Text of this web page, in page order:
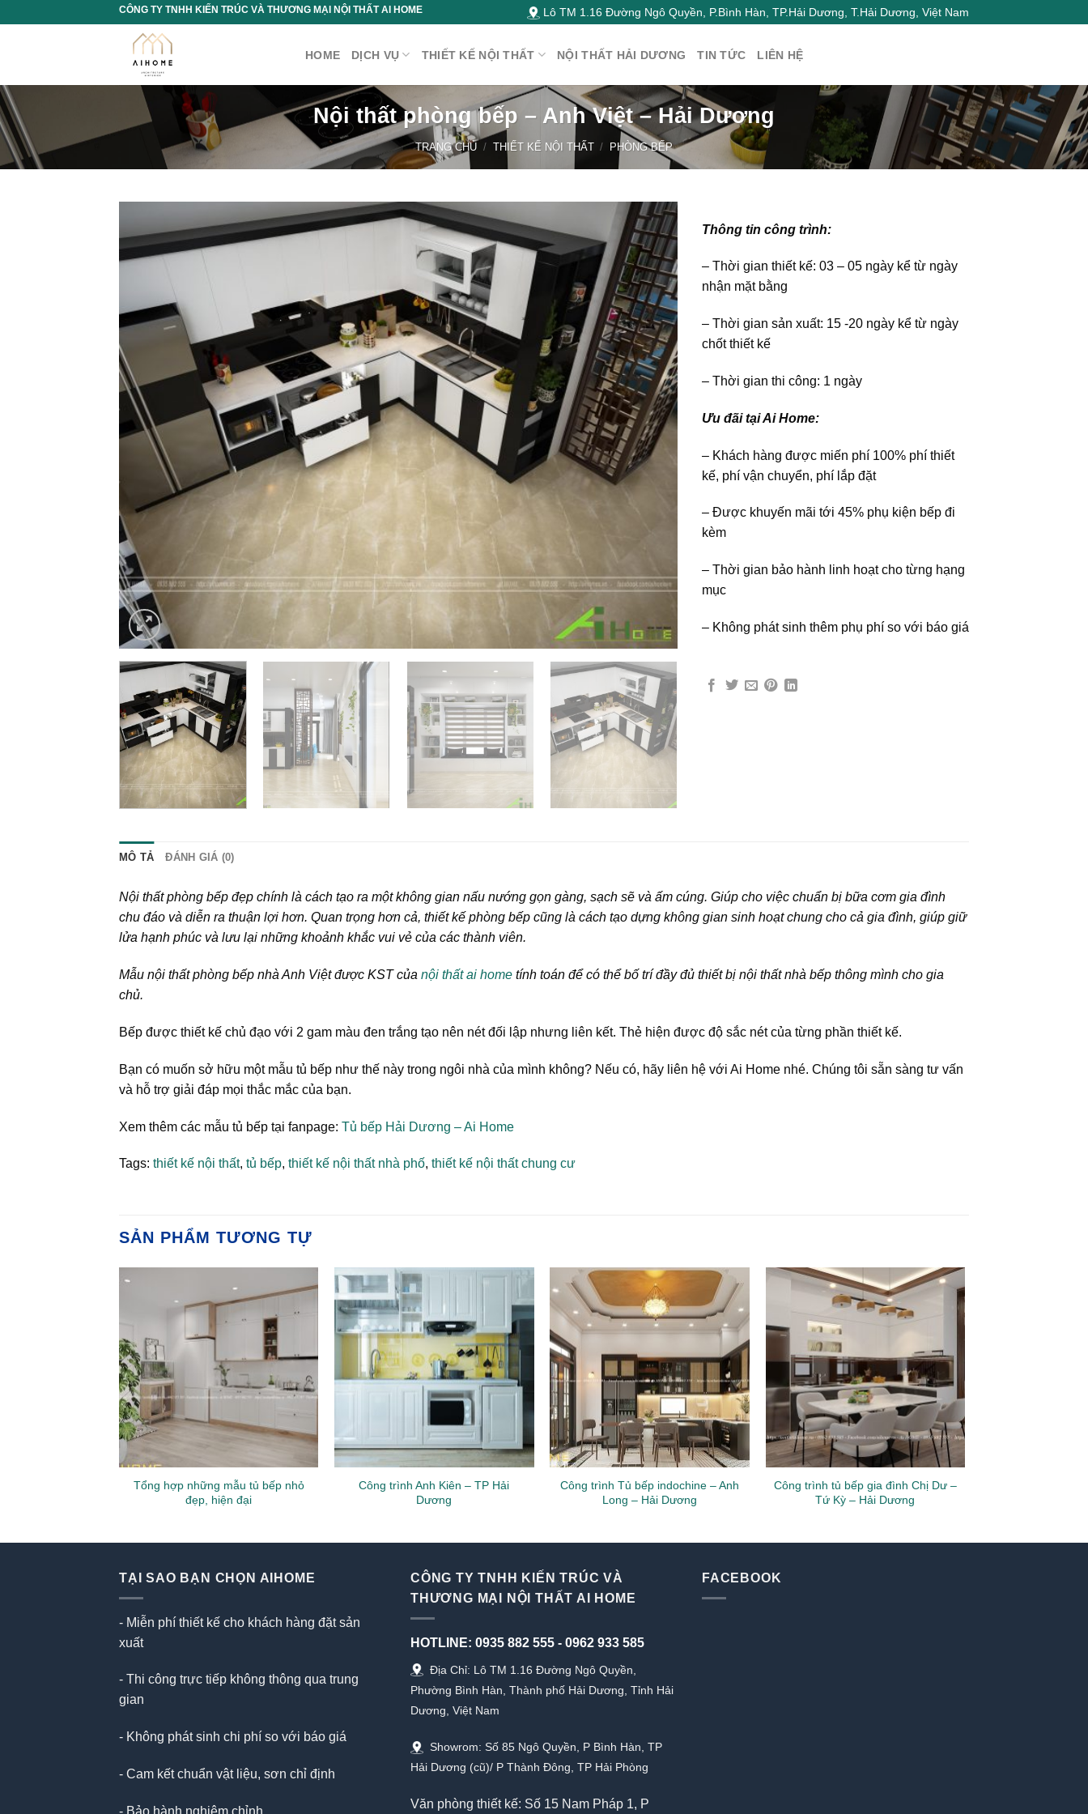
CÔNG TY TNHH KIẾN TRÚC VÀ THƯƠNG MẠI NỘI THẤT AI HOME Lô TM 1.16 Đường Ngô Quyền, P.Bình Hàn, TP.Hải Dương, T.Hải Dương, Việt Nam
HOME DỊCH VỤ THIẾT KẾ NỘI THẤT NỘI THẤT HẢI DƯƠNG TIN TỨC LIÊN HỆ
Nội thất phòng bếp – Anh Việt – Hải Dương
TRANG CHỦ / THIẾT KẾ NỘI THẤT / PHÒNG BẾP
Thông tin công trình:
– Thời gian thiết kế: 03 – 05 ngày kể từ ngày
nhận mặt bằng
– Thời gian sản xuất: 15 -20 ngày kể từ ngày
chốt thiết kế
– Thời gian thi công: 1 ngày
Ưu đãi tại Ai Home:
– Khách hàng được miến phí 100% phí thiết
kế, phí vận chuyển, phí lắp đặt
– Được khuyến mãi tới 45% phụ kiện bếp đi
kèm
– Thời gian bảo hành linh hoạt cho từng hạng
mục
– Không phát sinh thêm phụ phí so với báo giá
MÔ TẢ ĐÁNH GIÁ (0)
Nội thất phòng bếp đẹp chính là cách tạo ra một không gian nấu nướng gọn gàng, sạch sẽ và ấm cúng. Giúp cho việc chuẩn bị bữa cơm gia đình
chu đáo và diễn ra thuận lợi hơn. Quan trọng hơn cả, thiết kế phòng bếp cũng là cách tạo dựng không gian sinh hoạt chung cho cả gia đình, giúp giữ
lửa hạnh phúc và lưu lại những khoảnh khắc vui vẻ của các thành viên.
Mẫu nội thất phòng bếp nhà Anh Việt được KST của nội thất ai home tính toán để có thể bố trí đầy đủ thiết bị nội thất nhà bếp thông mình cho gia
chủ.
Bếp được thiết kế chủ đạo với 2 gam màu đen trắng tạo nên nét đối lập nhưng liên kết. Thẻ hiện được độ sắc nét của từng phần thiết kế.
Bạn có muốn sở hữu một mẫu tủ bếp như thế này trong ngôi nhà của mình không? Nếu có, hãy liên hệ với Ai Home nhé. Chúng tôi sẵn sàng tư vấn
và hỗ trợ giải đáp mọi thắc mắc của bạn.
Xem thêm các mẫu tủ bếp tại fanpage: Tủ bếp Hải Dương – Ai Home
Tags: thiết kế nội thất, tủ bếp, thiết kế nội thất nhà phố, thiết kế nội thất chung cư
SẢN PHẨM TƯƠNG TỰ
Tổng hợp những mẫu tủ bếp nhỏ
đẹp, hiện đại
Công trình Anh Kiên – TP Hải
Dương
Công trình Tủ bếp indochine – Anh
Long – Hải Dương
Công trình tủ bếp gia đình Chị Dư –
Tứ Kỳ – Hải Dương
TẠI SAO BẠN CHỌN AIHOME
- Miễn phí thiết kế cho khách hàng đặt sản
xuất
- Thi công trực tiếp không thông qua trung
gian
- Không phát sinh chi phí so với báo giá
- Cam kết chuẩn vật liệu, sơn chỉ định
- Bảo hành nghiêm chỉnh
CÔNG TY TNHH KIẾN TRÚC VÀ
THƯƠNG MẠI NỘI THẤT AI HOME
HOTLINE: 0935 882 555 - 0962 933 585
Địa Chỉ: Lô TM 1.16 Đường Ngô Quyền,
Phường Bình Hàn, Thành phố Hải Dương, Tỉnh Hải
Dương, Việt Nam
Showrom: Số 85 Ngô Quyền, P Bình Hàn, TP
Hải Dương (cũ)/ P Thành Đông, TP Hải Phòng
Văn phòng thiết kế: Số 15 Nam Pháp 1, P
FACEBOOK